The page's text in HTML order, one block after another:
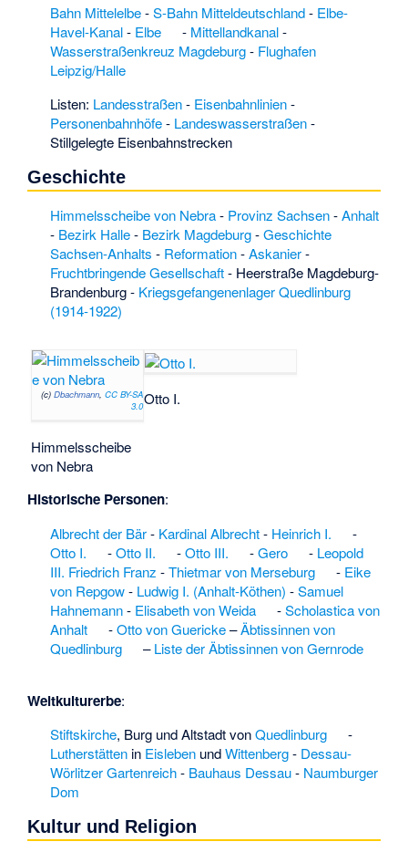
Drösede·
Eckebusch
zwischen Möckern
(Hasselfelde)
Eisenbahnbrücke
(Altmärkische
Wische)
Engelwurzwiese bei
Zwintschöna·Erlen-
Eschen-Wald bei
Gutenberg nördlich
Halle·Erlen-
Faulenhorst·
Feldneuendorf·
Feuchtwiese bei
Dobien·Finne-
Nordrand
südwestlich
Wohlmirstedt·
Fliethbach-System
zwischen Dübener
Heide und Elbe·
Franz Bogislaus
Magdeburg·
Bahn Mittelelbe-S-Bahn Mitteldeutschland- Elbe-
Havel-Kanal- Elbe - Mittellandkanal-
Wasserstraßenkreuz Magdeburg- Flughafen
Leipzig/Halle
Listen: Landesstraßen- Eisenbahnlinien-
Personenbahnhöfe- Landeswasserstraßen-
Stillgelegte Eisenbahnstrecken
Geschichte
Himmelsscheibe von Nebra- Provinz Sachsen-Anhalt
- Bezirk Halle- Bezirk Magdeburg-Geschichte
Sachsen-Anhalts - Reformation-Askanier-
Fruchtbringende Gesellschaft- Heerstraße Magdeburg-
Brandenburg- Kriegsgefangenenlager Quedlinburg
(1914-1922)
(c)Dbachmann,CC BY-SA
3.0
Himmelsscheibe
von Nebra
Otto I.
Historische Personen:
Albrecht der Bär- Kardinal Albrecht- Heinrich I.
-
Otto I.
-Otto II. -Otto III. -Gero - Leopold
III. Friedrich Franz -Thietmar von Merseburg - Eike
von Repgow- Ludwig I. (Anhalt-Köthen) -Samuel
Hahnemann- Elisabeth von Weida -Scholastica von
Anhalt
-Otto von Guericke–Äbtissinnen von
Quedlinburg
–Liste der Äbtissinnen von Gernrode
Weltkulturerbe:
Stiftskirche, Burg und Altstadt vonQuedlinburg
-
Lutherstättenin EislebenundWittenberg- Dessau-
Wörlitzer Gartenreich- Bauhaus Dessau- Naumburger
Dom
Kultur und Religion